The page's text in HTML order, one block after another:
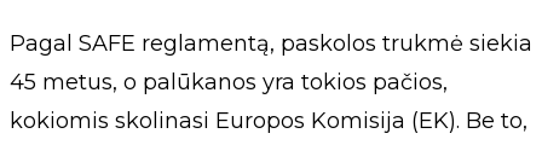
Pagal SAFE reglamentą, paskolos trukmė siekia
45 metus, o palūkanos yra tokios pačios,
kokiomis skolinasi Europos Komisija (EK). Be to,